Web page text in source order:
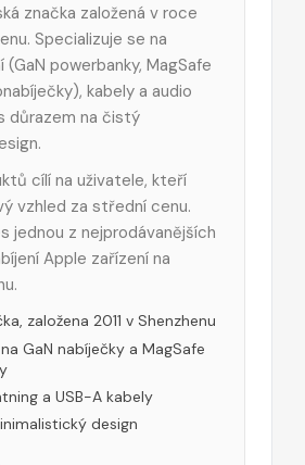
značka založená v roce
Specializuje se na
powerbanky, MagSafe
kabely a audio
důrazem na čistý
cílí na uživatele, kteří
vzhled za střední cenu.
jednou z nejprodávanějších
Apple zařízení na
založena 2011 v Shenzhenu
GaN nabíječky a MagSafe
a USB-A kabely
design